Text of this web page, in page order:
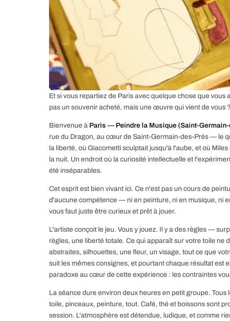
Et si vous repartiez de Paris avec quelque chose que
pas un souvenir acheté, mais une œuvre qui vient de vous ?
Bienvenue à Paris — Peindre la Musique (Saint-
rue du Dragon, au cœur de Saint-Germain-des-Prés — le
la liberté, où Giacometti sculptait jusqu'à l'aube, et où
la nuit. Un endroit où la curiosité intellectuelle et
été inséparables.
Cet esprit est bien vivant ici. Ce n'est pas un cours de
d'aucune compétence — ni en peinture, ni en musique, ni
vous faut juste être curieux et prêt à jouer.
L'artiste conçoit le jeu. Vous y jouez. Il y a des règles —
règles, une liberté totale. Ce qui apparaît sur votre toile ne
abstraites, silhouettes, une fleur, un visage, tout ce que
suit les mêmes consignes, et pourtant chaque résultat est
paradoxe au cœur de cette expérience : les contraintes
La séance dure environ deux heures en petit groupe.
toile, pinceaux, peinture, tout. Café, thé et boissons sont
session. L'atmosphère est détendue, ludique, et comme